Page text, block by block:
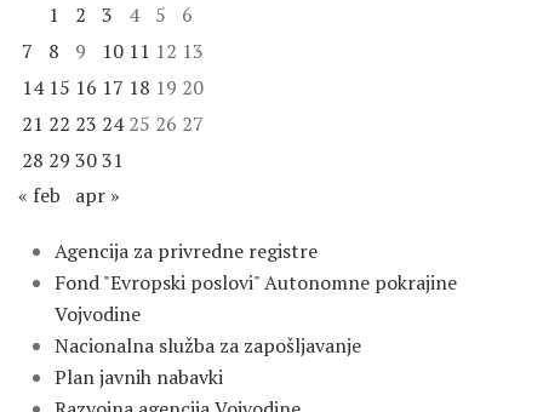
1
2 3 4 5
6
7
8 9 10 11 12 13
14 15 16 17 18 19 20
21 22 23 24 25 26 27
28 29 3031
« feb
apr »
Agencija za privredne registre
Fond "Evropski poslovi" Autonomne pokrajine
Vojvodine
Nacionalna služba za zapošljavanje
Plan javnih nabavki